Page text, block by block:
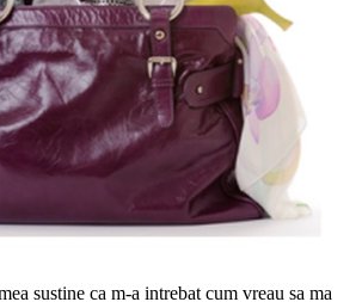
sustine ca m-a intrebat cum vreau sa ma